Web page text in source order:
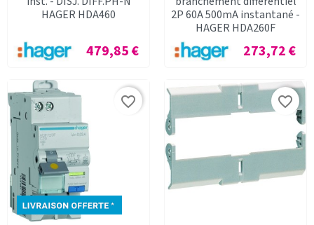
HAGER HDA460
Prix
479,85 €
2P 60A 500mA instantané -
HAGER HDA260F
Prix
273,72 €
favorite_border favorite_border